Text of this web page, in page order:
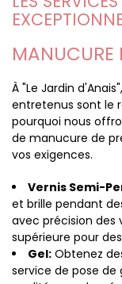
MANUCURE
À "Le Jardin
entretenus sont le
pourquoi nous
de manucure de
vos exigences.
Vernis Semi-
et brille pendant
avec précision des
supérieure pour
Gel: Obtenez
service de pose de